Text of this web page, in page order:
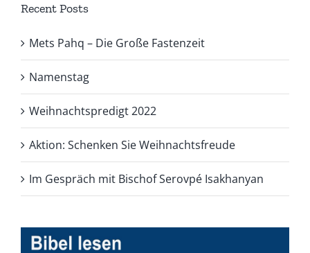
Recent Posts
Mets Pahq – Die Große Fastenzeit
Namenstag
Weihnachtspredigt 2022
Aktion: Schenken Sie Weihnachtsfreude
Im Gespräch mit Bischof Serovpé Isakhanyan